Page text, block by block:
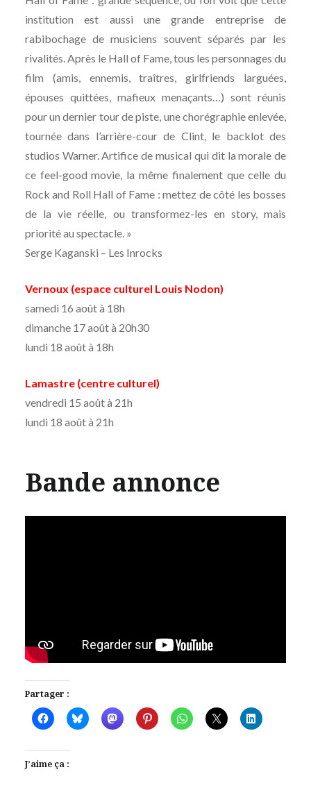
institution est aussi une grande entreprise de
rabibochage de musiciens souvent séparés par les
rivalités. Après le Hall of Fame, tous les personnages du
film (amis, ennemis, traîtres, girlfriends larguées,
épouses quittées, mafieux menaçants…) sont réunis
pour un dernier tour de piste, une chorégraphie enlevée,
tournée dans l’arrière-cour de Clint, le backlot des
studios Warner. Artifice de musical qui dit la morale de
ce feel-good movie, la même finalement que celle du
Rock and Roll Hall of Fame : mettez de côté les bosses
de la vie réelle, ou transformez-les en story, mais
priorité au spectacle. »
Serge Kaganski – Les Inrocks
Vernoux (espace culturel Louis Nodon)
samedi 16 août à 18h
dimanche 17 août à 20h30
lundi 18 août à 18h
Lamastre (centre culturel)
vendredi 15 août à 21h
lundi 18 août à 21h
Bande annonce
Partager :
J’aime ça :